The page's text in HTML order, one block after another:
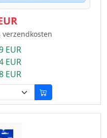
verzendkosten
EUR
EUR
EUR